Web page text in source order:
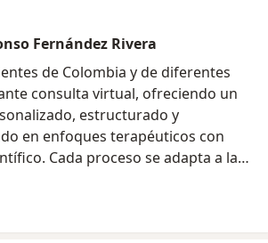
Fernández Rivera
de Colombia y de diferentes
consulta virtual, ofreciendo un
estructurado y
en enfoques terapéuticos con
Cada proceso se adapta a las
objetivos y características de cada
o familia.